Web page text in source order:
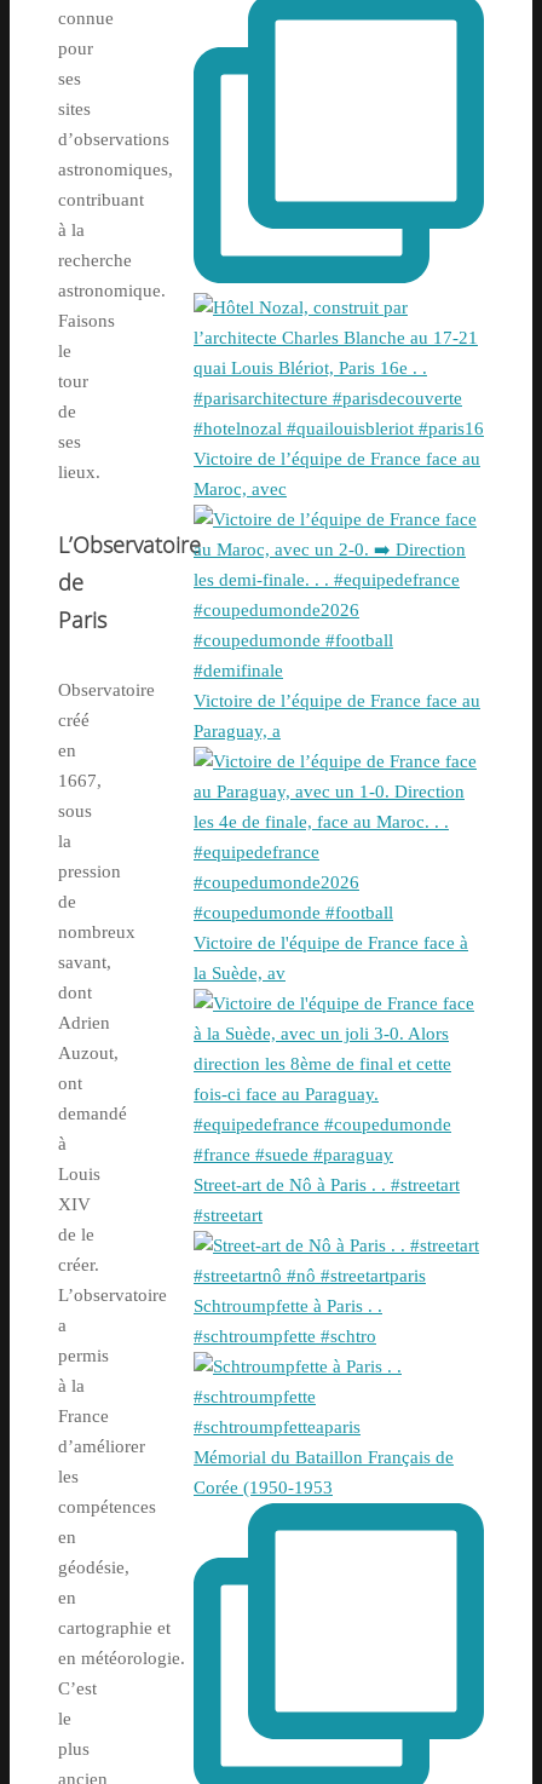
connue
pour
ses
sites
d’observations
astronomiques,
contribuant
à la
recherche
astronomique.
Faisons
le
tour
de
ses
lieux.
L’Observatoire
de
Paris
Observatoire
créé
en
1667,
sous
la
pression
de
nombreux
savant,
dont
Adrien
Auzout,
ont
demandé
à
Louis
XIV
de le
créer.
L’observatoire
a
permis
à la
France
d’améliorer
les
compétences
en
géodésie,
en
cartographie et
en météorologie.
C’est
le
plus
ancien
Victoire de l’équipe de France face au
Maroc, avec
Victoire de l’équipe de France face au
Paraguay, a
Victoire de l'équipe de France face à
la Suède, av
Street-art de Nô à Paris . . #streetart
#streetart
Schtroumpfette à Paris . .
#schtroumpfette #schtro
Mémorial du Bataillon Français de
Corée (1950-1953